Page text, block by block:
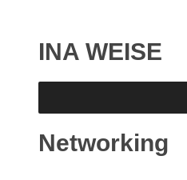
INA WEISE
Networking